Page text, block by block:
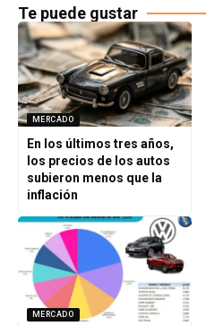
Te puede gustar
MERCADO
En los últimos tres años,
los precios de los autos
subieron menos que la
inflación
MERCADO